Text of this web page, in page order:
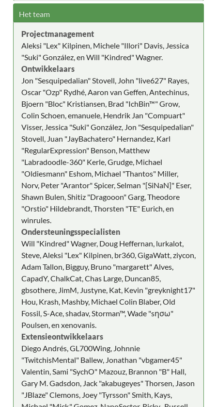
Het team
Projectmanagement
Aleksi "Lex" Kilpinen, Michele "Illori" Davis, Jessica
"Suki" González, en Will "Kindred" Wagner.
Ontwikkelaars
Jon "Sesquipedalian" Stovell, John "live627" Rayes,
Oscar "Ozp" Rydhé, Aaron van Geffen, Antechinus,
Bjoern "Bloc" Kristiansen, Brad "IchBin™" Grow,
Colin Schoen, emanuele, Hendrik Jan "Compuart"
Visser, Jessica "Suki" González, Jon "Sesquipedalian"
Stovell, Juan "JayBachatero" Hernandez, Karl
"RegularExpression" Benson, Matthew
"Labradoodle-360" Kerle, Grudge, Michael
"Oldiesmann" Eshom, Michael "Thantos" Miller,
Norv, Peter "Arantor" Spicer, Selman "[SiNaN]" Eser,
Shawn Bulen, Shitiz "Dragooon" Garg, Theodore
"Orstio" Hildebrandt, Thorsten "TE" Eurich, en
winrules.
Ondersteuningsspecialisten
Will "Kindred" Wagner, Doug Heffernan, lurkalot,
Steve, Aleksi "Lex" Kilpinen, br360, GigaWatt, ziycon,
Adam Tallon, Bigguy, Bruno "margarett" Alves,
CapadY, ChalkCat, Chas Large, Duncan85,
gbsothere, JimM, Justyne, Kat, Kevin "greyknight17"
Hou, Krash, Mashby, Michael Colin Blaber, Old
Fossil, S-Ace, shadav, Storman™, Wade "sησω"
Poulsen, en xenovanis.
Extensieontwikkelaars
Diego Andrés, GL700Wing, Johnnie
"TwitchisMental" Ballew, Jonathan "vbgamer45"
Valentin, Sami "SychO" Mazouz, Brannon "B" Hall,
Gary M. Gadsdon, Jack "akabugeyes" Thorsen, Jason
"JBlaze" Clemons, Joey "Tyrsson" Smith, Kays,